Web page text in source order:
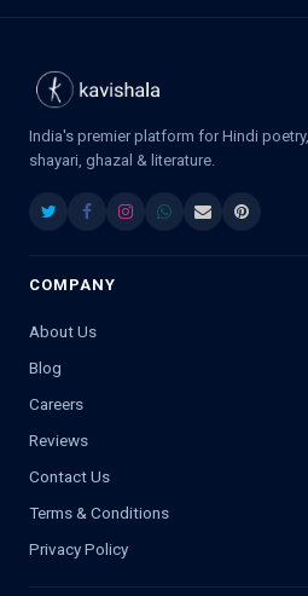
India's premier platform for Hindi poetry,
shayari, ghazal & literature.
COMPANY
About Us
Blog
Careers
Reviews
Contact Us
Terms & Conditions
Privacy Policy